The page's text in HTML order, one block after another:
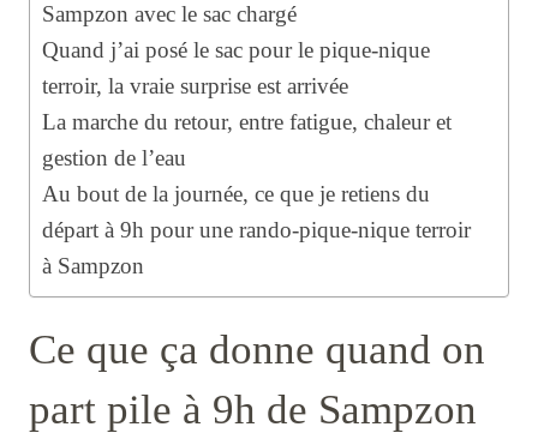
Sampzon avec le sac chargé
Quand j’ai posé le sac pour le pique-nique
terroir, la vraie surprise est arrivée
La marche du retour, entre fatigue, chaleur et
gestion de l’eau
Au bout de la journée, ce que je retiens du
départ à 9h pour une rando-pique-nique terroir
à Sampzon
Ce que ça donne quand on
part pile à 9h de Sampzon